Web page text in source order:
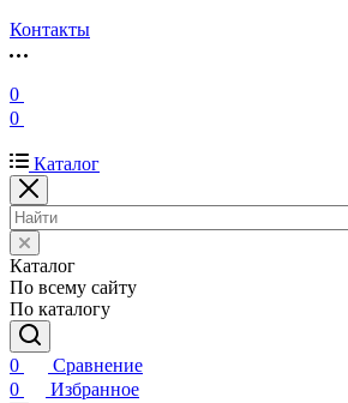
Контакты
0
0
Каталог
Каталог
По всему сайту
По каталогу
0
Сравнение
0
Избранное